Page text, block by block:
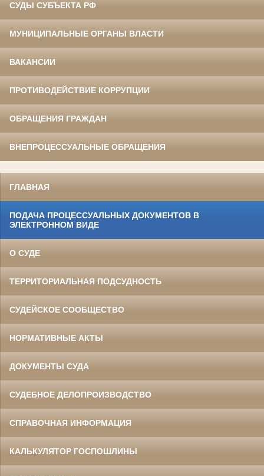
СУДЫ СУБЪЕКТА РФ
МУНИЦИПАЛЬНЫЕ ОРГАНЫ ВЛАСТИ
ВАКАНСИИ
ПРОТИВОДЕЙСТВИЕ КОРРУПЦИИ
ОБРАЩЕНИЯ ГРАЖДАН
ВНЕПРОЦЕССУАЛЬНЫЕ ОБРАЩЕНИЯ
ГЛАВНАЯ
ПОДАЧА ПРОЦЕССУАЛЬНЫХ ДОКУМЕНТОВ В
ЭЛЕКТРОННОМ ВИДЕ
О СУДЕ
ТЕРРИТОРИАЛЬНАЯ ПОДСУДНОСТЬ
СУДЕЙСКОЕ СООБЩЕСТВО
НОРМАТИВНЫЕ АКТЫ
ДОКУМЕНТЫ СУДА
СУДЕБНОЕ ДЕЛОПРОИЗВОДСТВО
СПРАВОЧНАЯ ИНФОРМАЦИЯ
КАЛЬКУЛЯТОР ГОСПОШЛИНЫ